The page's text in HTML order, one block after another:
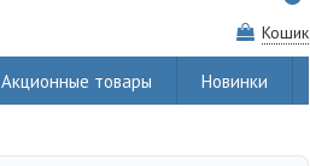
Кошик
Акционные товары Новинки